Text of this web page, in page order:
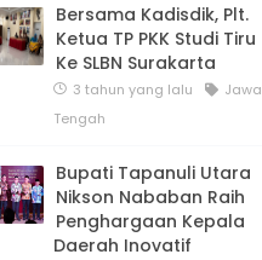
Bersama Kadisdik, Plt.
Ketua TP PKK Studi Tiru
Ke SLBN Surakarta
3 tahun yang lalu
Jawa
Tengah
Bupati Tapanuli Utara
Nikson Nababan Raih
Penghargaan Kepala
Daerah Inovatif